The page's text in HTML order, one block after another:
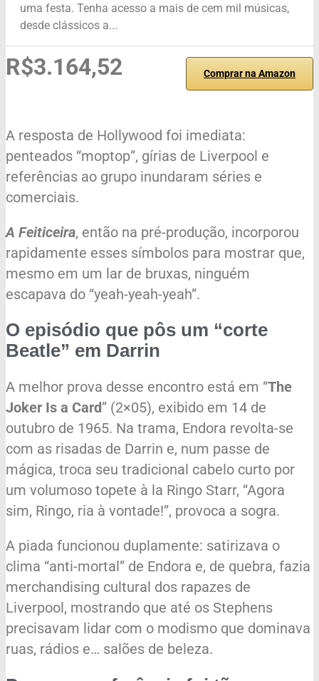
uma festa. Tenha acesso a mais de cem mil músicas,
desde clássicos a...
R$3.164,52 Comprar na Amazon
A resposta de Hollywood foi imediata:
penteados “moptop”, gírias de Liverpool e
referências ao grupo inundaram séries e
comerciais.
A Feiticeira, então na pré-produção, incorporou
rapidamente esses símbolos para mostrar que,
mesmo em um lar de bruxas, ninguém
escapava do “yeah-yeah-yeah”.
O episódio que pôs um “corte
Beatle” em Darrin
A melhor prova desse encontro está em “The
Joker Is a Card” (2×05), exibido em 14 de
outubro de 1965. Na trama, Endora revolta-se
com as risadas de Darrin e, num passe de
mágica, troca seu tradicional cabelo curto por
um volumoso topete à la Ringo Starr, “Agora
sim, Ringo, ria à vontade!”, provoca a sogra.
A piada funcionou duplamente: satirizava o
clima “anti-mortal” de Endora e, de quebra, fazia
merchandising cultural dos rapazes de
Liverpool, mostrando que até os Stephens
precisavam lidar com o modismo que dominava
ruas, rádios e… salões de beleza.